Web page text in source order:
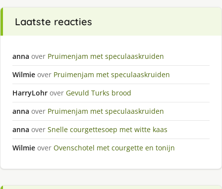
Laatste reacties
anna over Pruimenjam met speculaaskruiden
Wilmie over Pruimenjam met speculaaskruiden
HarryLohr over Gevuld Turks brood
anna over Pruimenjam met speculaaskruiden
anna over Snelle courgettesoep met witte kaas
Wilmie over Ovenschotel met courgette en tonijn